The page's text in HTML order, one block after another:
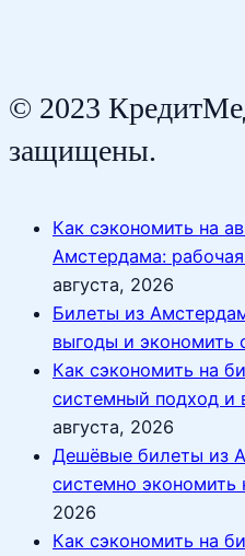
© 2023
защищены.
Как сэкономить на
Амстердама:
августа, 2026
Билеты из
выгоды и экономить
Как сэкономить на
системный подход
августа, 2026
Дешёвые билеты из
системно экономить
2026
Как сэкономить на